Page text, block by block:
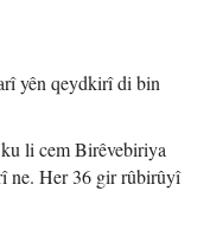
yên qeydkirî di bin
li cem Birêvebiriya
ne. Her 36 gir rûbirûyî